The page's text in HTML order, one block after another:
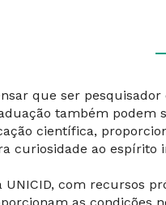
que ser
também podem
científica,
curiosidade ao espírito
com recursos